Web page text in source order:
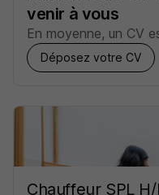
venir à vous
En moyenne, un CV
Déposez votre CV
Chauffeur SPL H/